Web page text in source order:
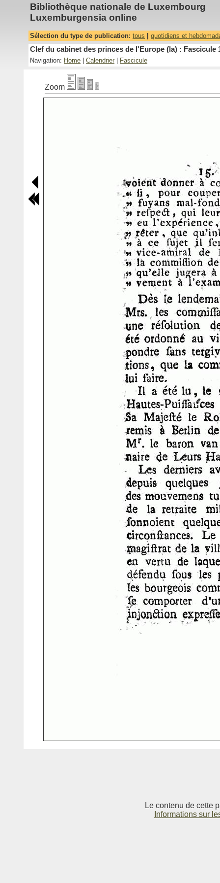
Bibliothèque nationale de Luxembourg
Luxemburgensia online
Sélection du type de publication: tous quotidiens et
Clef du cabinet des princes de l'Europe (la) : Fascicule
Navigation: Home Calendrier Fascicule
Zoom
Le contenu de cette
Informations sur